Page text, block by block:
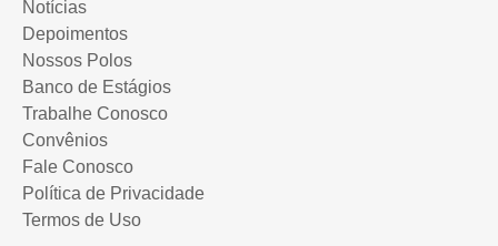
Notícias
Depoimentos
Nossos Polos
Banco de Estágios
Trabalhe Conosco
Convênios
Fale Conosco
Política de Privacidade
Termos de Uso